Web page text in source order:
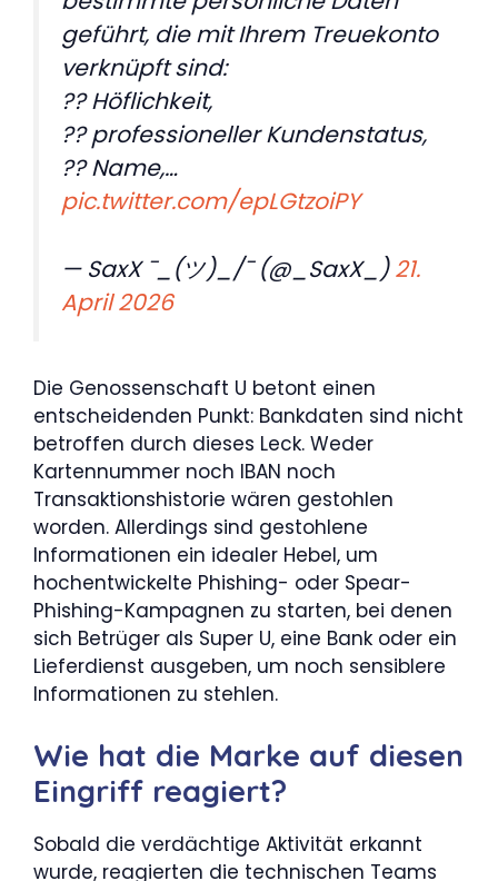
geführt, die mit Ihrem Treuekonto
verknüpft sind:
?? Höflichkeit,
?? professioneller Kundenstatus,
?? Name,…
pic.twitter.com/epLGtzoiPY
— SaxX ¯_(ツ)_/¯ (@_SaxX_)21.
April 2026
Die Genossenschaft U betont einen
entscheidenden Punkt: Bankdaten sind nicht
betroffen durch dieses Leck. Weder
Kartennummer noch IBAN noch
Transaktionshistorie wären gestohlen
worden. Allerdings sind gestohlene
Informationen ein idealer Hebel, um
hochentwickelte Phishing- oder Spear-
Phishing-Kampagnen zu starten, bei denen
sich Betrüger als Super U, eine Bank oder ein
Lieferdienst ausgeben, um noch sensiblere
Informationen zu stehlen.
Wie hat die Marke auf diesen
Eingriff reagiert?
Sobald die verdächtige Aktivität erkannt
wurde, reagierten die technischen Teams